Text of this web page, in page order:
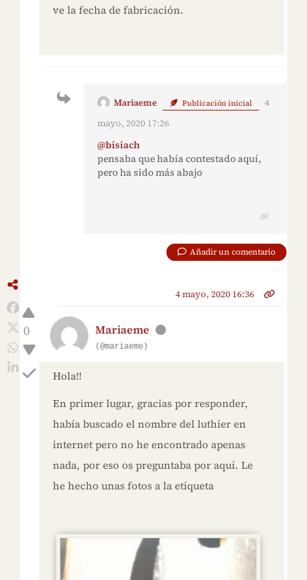
ve la fecha de fabricación.
Mariaeme Publicación inicial
4
mayo, 2020 17:26
@bisiach
pensaba que había contestado aquí,
pero ha sido más abajo
Añadir un comentario
0
4 mayo, 2020 16:36
Mariaeme
(@mariaeme)
Hola!!
En primer lugar, gracias por responder,
había buscado el nombre del luthier en
internet pero no he encontrado apenas
nada, por eso os preguntaba por aquí. Le
he hecho unas fotos a la etiqueta